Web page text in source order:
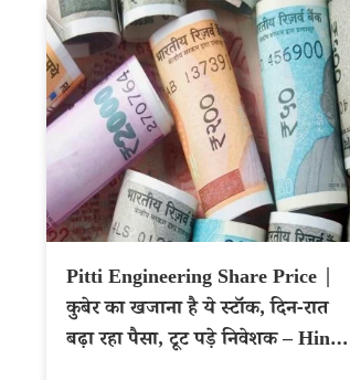
Pitti Engineering Share Price |
कुबेर का खजाना है ये स्टॉक, दिन-रात
बढ़ा रहा पैसा, टूट पड़े निवेशक – Hindi